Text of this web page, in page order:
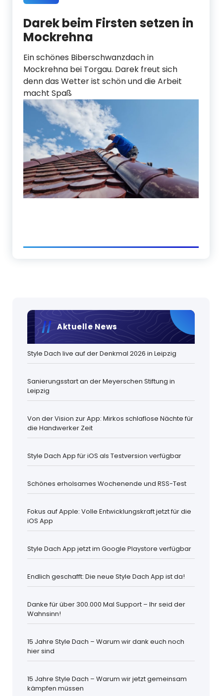
Darek beim Firsten setzen in
Mockrehna
Ein schönes Biberschwanzdach in
Mockrehna bei Torgau. Darek freut sich
denn das Wetter ist schön und die Arbeit
macht Spaß
Aktuelle News
Style Dach live auf der Denkmal 2026 in Leipzig
Sanierungsstart an der Meyerschen Stiftung in
Leipzig
Von der Vision zur App: Mirkos schlaflose Nächte für
die Handwerker Zeit
Style Dach App für iOS als Testversion verfügbar
Schönes erholsames Wochenende und RSS-Test
Fokus auf Apple: Volle Entwicklungskraft jetzt für die
iOS App
Style Dach App jetzt im Google Playstore verfügbar
Endlich geschafft: Die neue Style Dach App ist da!
Danke für über 300.000 Mal Support – Ihr seid der
Wahnsinn!
15 Jahre Style Dach – Warum wir dank euch noch
hier sind
15 Jahre Style Dach – Warum wir jetzt gemeinsam
kämpfen müssen